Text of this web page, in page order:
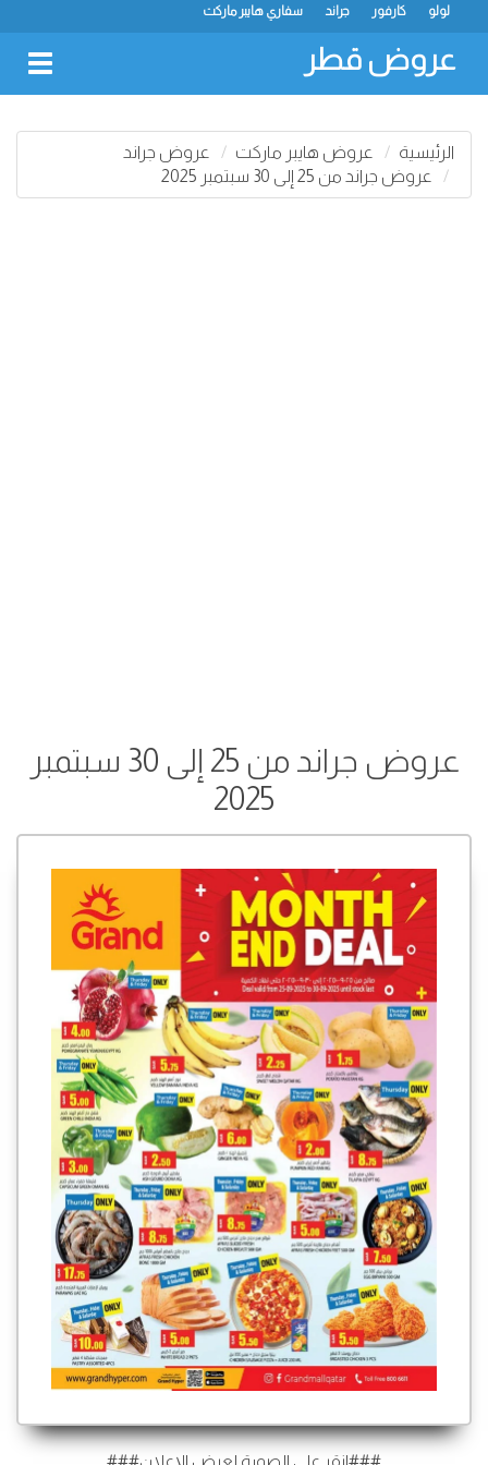
سفاري هايبر ماركت جراند كارفور لولو
عروض قطر
الرئيسية عروض هايبر ماركت
عروض جراند
عروض جراند من 25 إلى 30 سبتمبر 2025
عروض جراند من 25 إلى 30 سبتمبر
2025